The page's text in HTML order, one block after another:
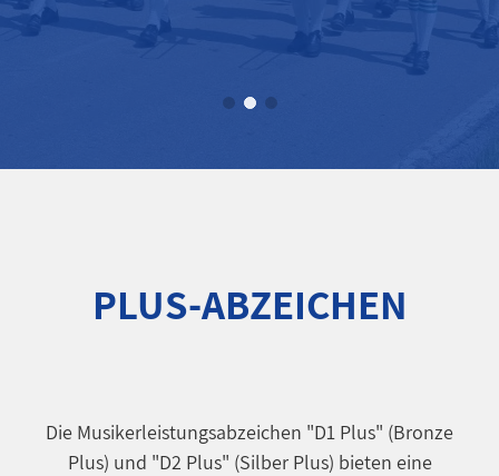
BEIM BEZIRK ISAR-MANGFALL
PLUS-ABZEICHEN
Die Musikerleistungsabzeichen "D1 Plus" (Bronze
Plus) und "D2 Plus" (Silber Plus) bieten eine